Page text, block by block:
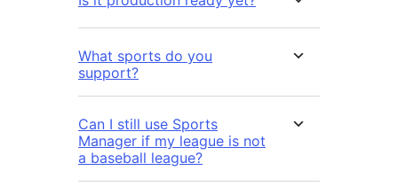
What sports do you
support?
Can I still use Sports
Manager if my league is not
a baseball league?